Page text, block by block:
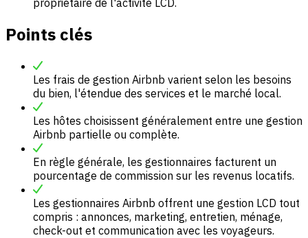
Points clés
Les frais de gestion Airbnb varient selon les besoins
du bien, l'étendue des services et le marché local.
Les hôtes choisissent généralement entre une gestion
Airbnb partielle ou complète.
En règle générale, les gestionnaires facturent un
pourcentage de commission sur les revenus locatifs.
Les gestionnaires Airbnb offrent une gestion LCD tout
compris : annonces, marketing, entretien, ménage,
check-out et communication avec les voyageurs.